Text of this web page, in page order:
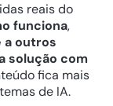
reais do
funciona,
a outros
solução com
fica mais
de IA.